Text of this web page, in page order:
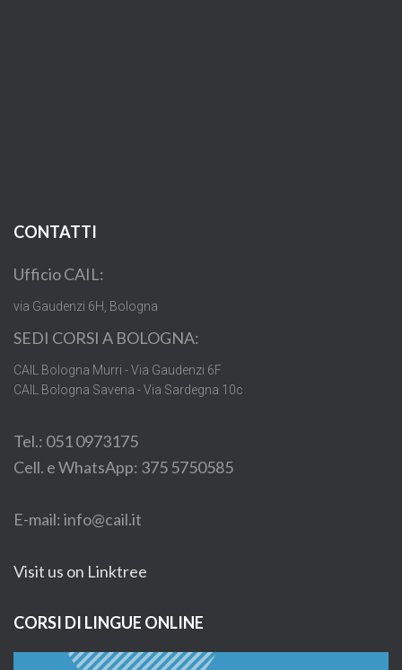
CONTATTI
Ufficio CAIL:
via Gaudenzi 6H, Bologna
SEDI CORSI A BOLOGNA:
CAIL Bologna Murri - Via Gaudenzi 6F
CAIL Bologna Savena - Via Sardegna 10c
Tel.: 051 0973175
Cell. e WhatsApp: 375 5750585
E-mail: info@cail.it
Visit us on Linktree
CORSI DI LINGUE ONLINE